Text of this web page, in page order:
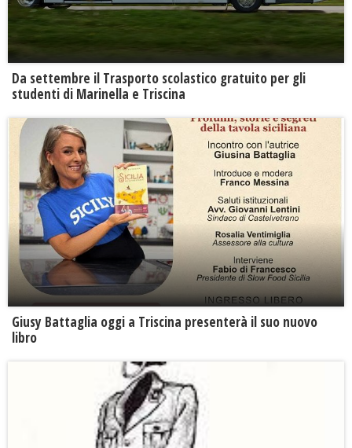
Da settembre il Trasporto scolastico gratuito per gli
studenti di Marinella e Triscina
Giusy Battaglia oggi a Triscina presenterà il suo nuovo
libro